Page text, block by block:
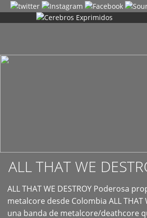
ALL THAT WE
ALL THAT WE DESTROY Poderosa
metalcore desde Colombia ALL THAT
una banda de metalcore/deathcore